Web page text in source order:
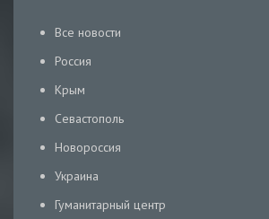
Все новости
Россия
Крым
Севастополь
Новороссия
Украина
Гуманитарный центр